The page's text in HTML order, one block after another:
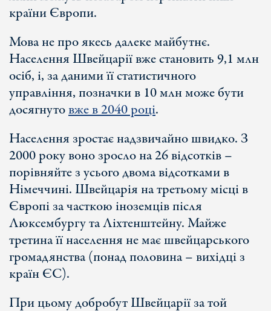
країни Європи.
Мова не про якесь далеке майбутнє.
Населення Швейцарії вже становить 9,1 млн
осіб, і, за даними її статистичного
управління, позначки в 10 млн може бути
досягнутовже в 2040 році.
Населення зростає надзвичайно швидко. З
2000 року воно зросло на 26 відсотків –
порівняйте з усього двома відсотками в
Німеччині. Швейцарія на третьому місці в
Європі за часткою іноземців після
Люксембургу та Ліхтенштейну. Майже
третина її населення не має швейцарського
громадянства (понад половина – вихідці з
країн ЄС).
При цьому добробут Швейцарії за той